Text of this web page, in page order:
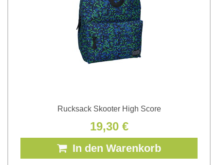
Rucksack Skooter High Score
19,30 €
In den Warenkorb